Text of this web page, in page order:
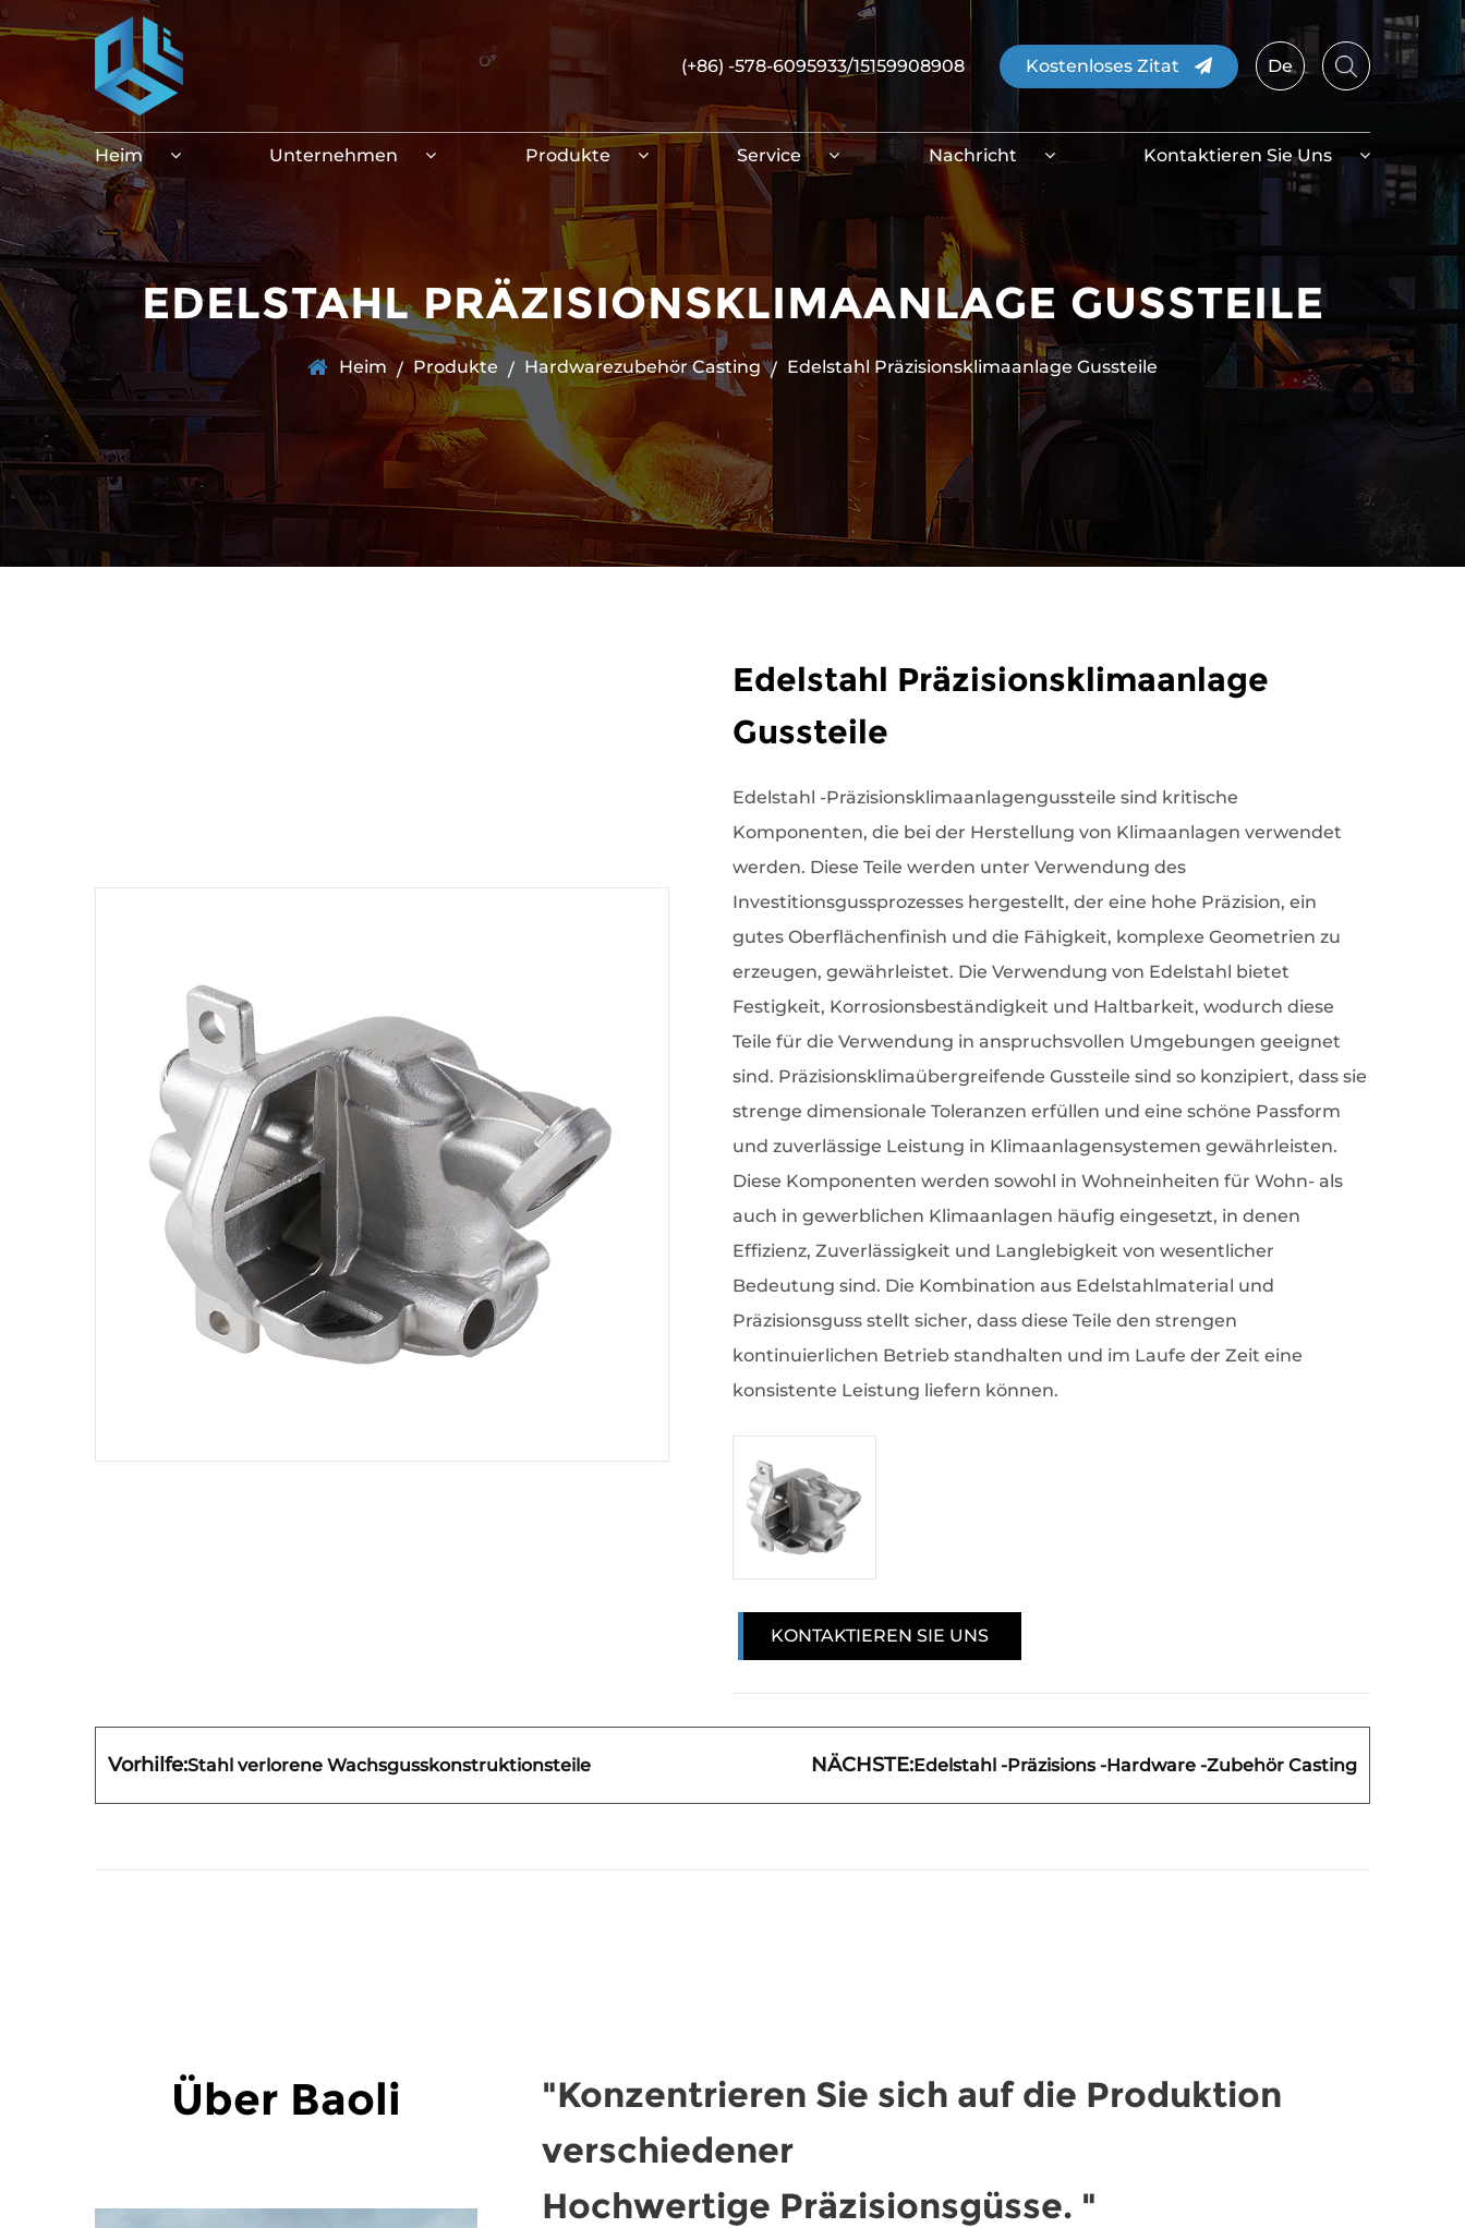
(+86) -578-6095933/15159908908 Kostenloses Zitat De
Heim Unternehmen Produkte Service Nachricht Kontaktieren Sie Uns
EDELSTAHL PRÄZISIONSKLIMAANLAGE GUSSTEILE
Heim / Produkte / Hardwarezubehör Casting / Edelstahl Präzisionsklimaanlage Gussteile
Edelstahl Präzisionsklimaanlage
Gussteile
Edelstahl -Präzisionsklimaanlagengussteile sind kritische
Komponenten, die bei der Herstellung von Klimaanlagen verwendet
werden. Diese Teile werden unter Verwendung des
Investitionsgussprozesses hergestellt, der eine hohe Präzision, ein
gutes Oberflächenfinish und die Fähigkeit, komplexe Geometrien zu
erzeugen, gewährleistet. Die Verwendung von Edelstahl bietet
Festigkeit, Korrosionsbeständigkeit und Haltbarkeit, wodurch diese
Teile für die Verwendung in anspruchsvollen Umgebungen geeignet
sind. Präzisionsklimaübergreifende Gussteile sind so konzipiert, dass sie
strenge dimensionale Toleranzen erfüllen und eine schöne Passform
und zuverlässige Leistung in Klimaanlagensystemen gewährleisten.
Diese Komponenten werden sowohl in Wohneinheiten für Wohn- als
auch in gewerblichen Klimaanlagen häufig eingesetzt, in denen
Effizienz, Zuverlässigkeit und Langlebigkeit von wesentlicher
Bedeutung sind. Die Kombination aus Edelstahlmaterial und
Präzisionsguss stellt sicher, dass diese Teile den strengen
kontinuierlichen Betrieb standhalten und im Laufe der Zeit eine
konsistente Leistung liefern können.
KONTAKTIEREN SIE UNS
Vorhilfe:Stahl verlorene Wachsgusskonstruktionsteile NÄCHSTE:Edelstahl -Präzisions -Hardware -Zubehör Casting
Über Baoli
"Konzentrieren Sie sich auf die Produktion
verschiedener
Hochwertige Präzisionsgüsse. "